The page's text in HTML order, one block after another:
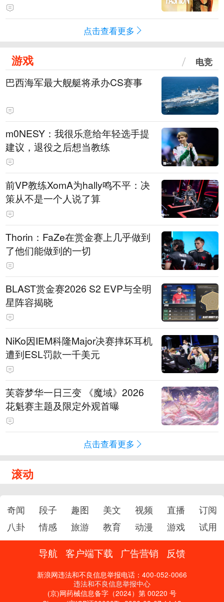
点击查看更多
游戏 电竞
巴西海军最大舰艇将承办CS赛事
m0NESY：我很乐意给年轻选手提
建议，退役之后想当教练
前VP教练XomA为hally鸣不平：决
策从不是一个人说了算
Thorin：FaZe在赏金赛上几乎做到
了他们能做到的一切
BLAST赏金赛2026 S2 EVP与全明
星阵容揭晓
NiKo因IEM科隆Major决赛摔坏耳机
遭到ESL罚款一千美元
芙蓉梦华一日三变 《魔域》2026
花魁赛主题及限定外观首曝
点击查看更多
滚动
奇闻 段子 趣图 美文 视频 直播
订阅
八卦
情感 旅游 教育 动漫 游戏 试用
导航 客户端下载 广告营销 反馈
新浪网违法和不良信息举报电话：400-052-0066
违法和不良信息举报中心
(京)网药械信息备字（2024）第 00220 号